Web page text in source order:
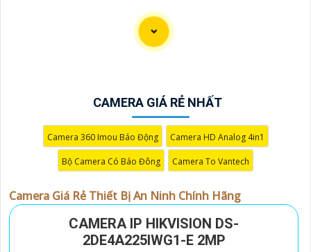
Camera IP Hikvision DS-2DE4A225IWG1-E 2MP
Camera IP Hikvision DS-2DE2A404IWG1-E PTZ
Camera WiFi UNV Uho-S3S-M55F36D 10MP 5%-35%
Camera Giám Sát GiaoITC431-RW1F-L( 5%-35%
Tapo C202 Camera Giá Rẻ( 5%-35% )
CAMERA GIÁ RẺ NHẤT
Camera 360 Imou Báo Động Camera HD Analog 4in1
Bộ Camera Có Báo Đông Camera To Vantech
Camera Giá Rẻ Thiết Bị An Ninh Chính Hãng
CAMERA IP HIKVISION DS-
2DE4A225IWG1-E 2MP